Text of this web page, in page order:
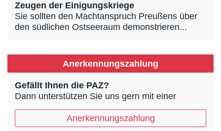
Zeugen der Einigungskriege
Sie sollten den Machtanspruch Preußens über
den südlichen Ostseeraum demonstrieren...
Anerkennungszahlung
Gefällt Ihnen die PAZ?
Dann unterstützen Sie uns gern mit einer
Anerkennungszahlung